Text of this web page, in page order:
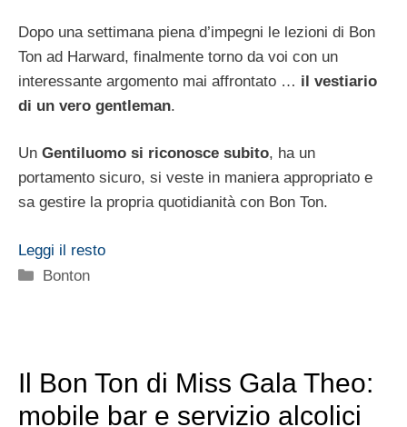
Dopo una settimana piena d’impegni le lezioni di Bon
Ton ad Harward, finalmente torno da voi con un
interessante argomento mai affrontato … il vestiario
di un vero gentleman.
Un Gentiluomo si riconosce subito, ha un
portamento sicuro, si veste in maniera appropriato e
sa gestire la propria quotidianità con Bon Ton.
Leggi il resto
Categorie
Bonton
Il Bon Ton di Miss Gala Theo:
mobile bar e servizio alcolici